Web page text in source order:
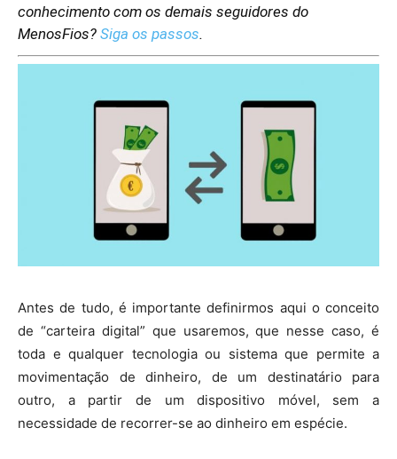
conhecimento com os demais seguidores do
MenosFios? Siga os passos.
Antes de tudo, é importante definirmos aqui o conceito
de “carteira digital” que usaremos, que nesse caso, é
toda e qualquer tecnologia ou sistema que permite a
movimentação de dinheiro, de um destinatário para
outro, a partir de um dispositivo móvel, sem a
necessidade de recorrer-se ao dinheiro em espécie.